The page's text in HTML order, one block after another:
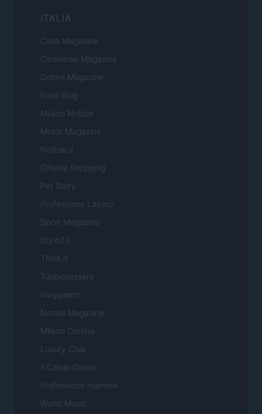
ITALIA
Casa Magazine
Cineverse Magazine
Donne Magazine
Food Blog
Milano Notizie
Motor Magazine
Notizie.it
Offerte Shopping
Pet Story
Professione Lavoro
Sport Magazine
Style24
Think.it
Tuobenessere
Viaggiamo
Nonne Magazine
Milano Cortina
Luxury Club
Il Calcio Online
Professione mamma
World Music